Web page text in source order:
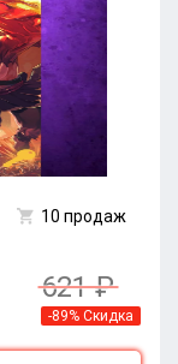
10 продаж
621 ₽
-89% Скидка